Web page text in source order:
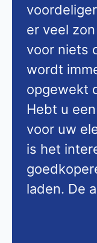
er veel
voor niets
wordt
opgewekt
Hebt u
voor uw
is het
laden. De